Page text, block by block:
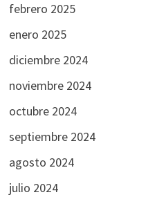
febrero 2025
enero 2025
diciembre 2024
noviembre 2024
octubre 2024
septiembre 2024
agosto 2024
julio 2024